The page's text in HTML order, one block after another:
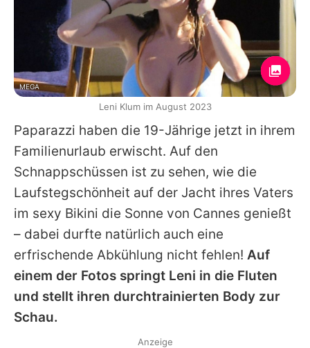
Paparazzi haben die 19-Jährige jetzt in ihrem
Familienurlaub erwischt. Auf den
Schnappschüssen ist zu sehen, wie die
Laufstegschönheit auf der Jacht ihres Vaters
im sexy Bikini die Sonne von Cannes genießt
– dabei durfte natürlich auch eine
erfrischende Abkühlung nicht fehlen! Auf
einem der Fotos springt Leni in die Fluten
und stellt ihren durchtrainierten Body zur
Schau.
MEGA
Leni Klum im August 2023
Anzeige